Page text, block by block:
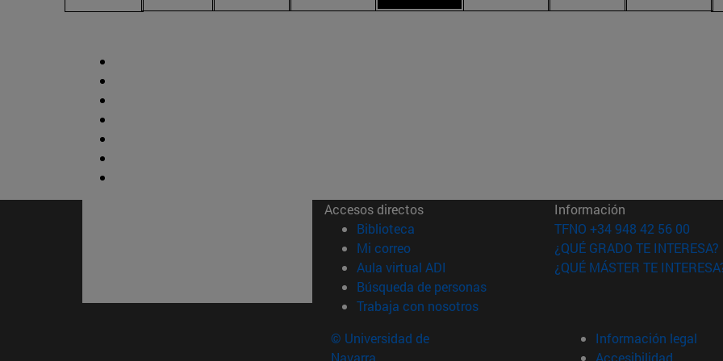
Accesos directos
Biblioteca (abre en nueva ventana)
Mi correo(abre en nueva ventana)
Aula virtual ADI (abre en nueva ventana)
Búsqueda de personas(abre en nueva ventana)
Trabaja con nosotros(abre en nueva ventana)
Información
TFNO +34 948 42 56 00
¿QUÉ GRADO TE INTERESA?
¿QUÉ MÁSTER TE
© Universidad de
Navarra
Información legal
Accesibilidad